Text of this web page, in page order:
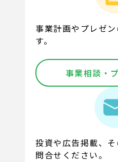
事業計画やプレゼ
す。
事業相談・
投資や広告掲載、
問合せください。